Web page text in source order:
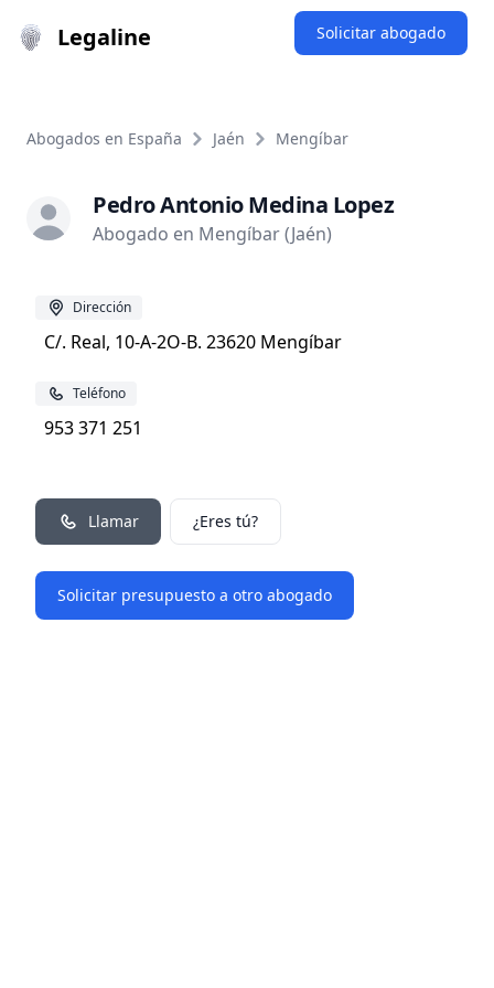
Legaline Solicitar abogado
Abogados en España Jaén Mengíbar
Pedro Antonio Medina Lopez
Abogado en Mengíbar (Jaén)
Dirección
C/. Real, 10-A-2O-B. 23620 Mengíbar
Teléfono
953 371 251
Llamar ¿Eres tú?
Solicitar presupuesto a otro abogado